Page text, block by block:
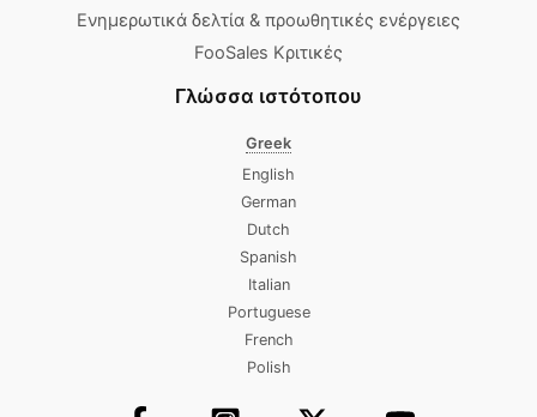
Ενημερωτικά δελτία & προωθητικές ενέργειες
FooSales Κριτικές
Γλώσσα ιστότοπου
Greek
English
German
Dutch
Spanish
Italian
Portuguese
French
Polish